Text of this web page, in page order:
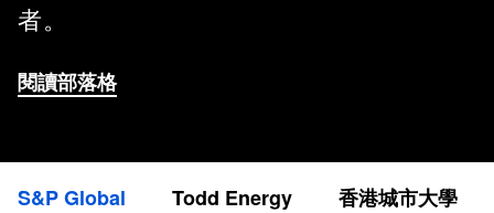
者。
閱讀部落格
S&P Global Todd Energy 香港城市大學